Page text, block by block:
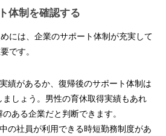
体制を確認する
には、企業のサポート体制が充実して
です。
績があるか、復帰後のサポート体制は
しょう。男性の育休取得実績もあれ
ある企業だと判断できます。
の社員が利用できる時短勤務制度があ